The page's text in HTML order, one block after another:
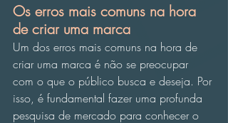
Os erros mais comuns na hora
de criar uma marca
Um dos erros mais comuns na hora de
criar uma marca é não se preocupar
com o que o público busca e deseja. Por
isso, é fundamental fazer uma profunda
pesquisa de mercado para conhecer o